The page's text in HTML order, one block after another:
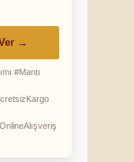
→
#Mantı